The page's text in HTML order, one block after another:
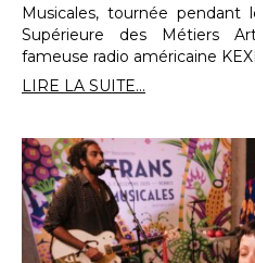
Musicales, tournée pendant
Supérieure des Métiers
fameuse radio américaine
LIRE LA SUITE...